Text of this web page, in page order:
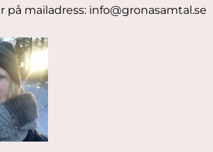
på mailadress: info@gronasamtal.se